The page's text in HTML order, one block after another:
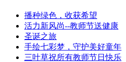
播种绿色，收获希望
活力新风尚--教师节送健康
圣诞之旅
手绘七彩梦，守护美好童年
三叶草祝所有教师节日快乐